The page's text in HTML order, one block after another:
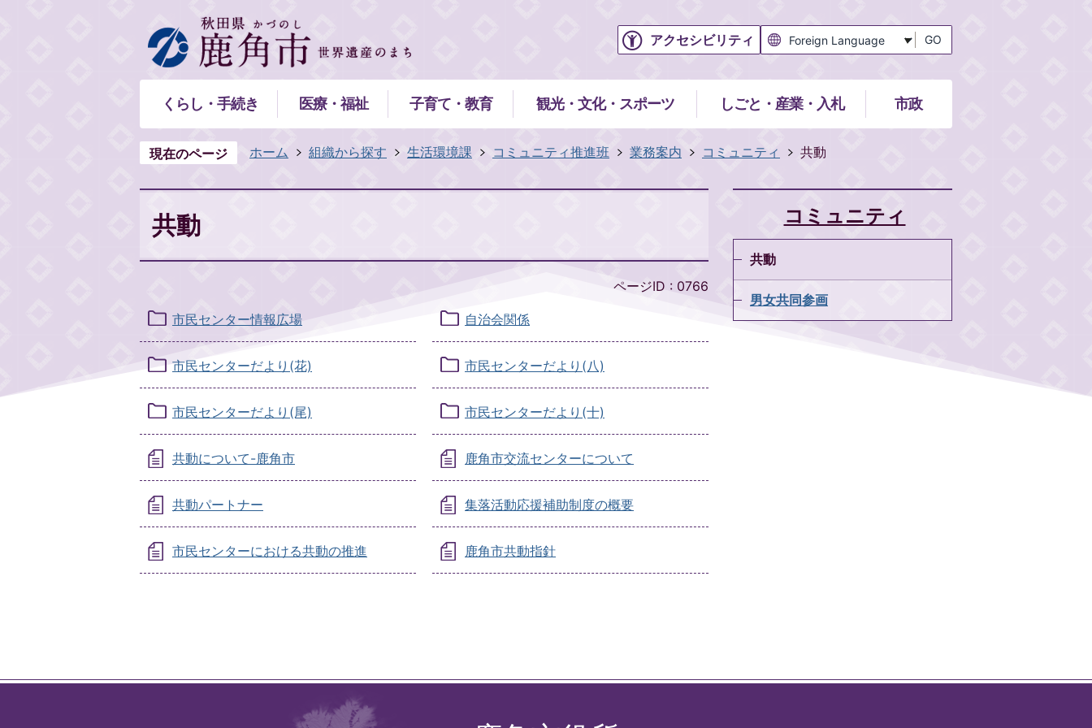
アクセシビリティ GO
くらし・手続き 医療・福祉 子育て・教育 観光・文化・スポーツ しごと・産業・入札 市政
現在のページ ホーム 組織から探す 生活環境課 コミュニティ推進班 業務案内 コミュニティ 共動
共動
ページID : 0766
市民センター情報広場 自治会関係
市民センターだより(花) 市民センターだより(八)
市民センターだより(尾) 市民センターだより(十)
共動について-鹿角市 鹿角市交流センターについて
共動パートナー 集落活動応援補助制度の概要
市民センターにおける共動の推進 鹿角市共動指針
コミュニティ
共動
男女共同参画